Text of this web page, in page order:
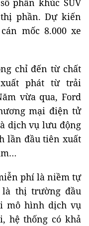
phân khúc SUV
phần. Dự kiến
mốc 8.000 xe
chỉ đến từ chất
phát từ trải
vừa qua, Ford
mại điện tử
dịch vụ lưu động
lần đầu tiên xuất
phí là niềm tự
là thị trường đầu
mô hình dịch vụ
hệ thống có khả